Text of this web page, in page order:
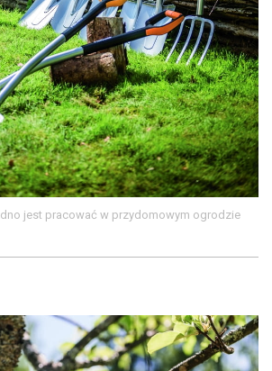
jest pracować w przydomowym ogrodzie